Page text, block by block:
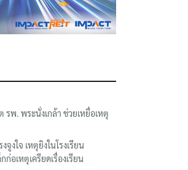
รพ. พระนั่งเกล้า ช่วยเหยื่อเหตุ
งใจ เหตุยิงในโรงเรียน
อเหตุเครียดเรื่องเรียน